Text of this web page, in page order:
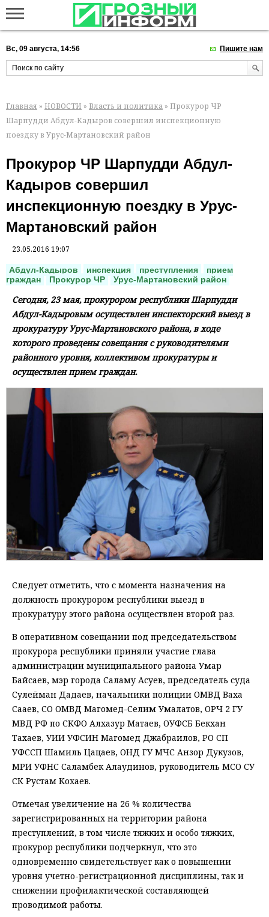
Вс, 09 августа, 14:56 Пишите нам
Главная » НОВОСТИ » Власть и политика » Прокурор ЧР
Шарпудди Абдул-Кадыров совершил инспекционную
поездку в Урус-Мартановский район
Прокурор ЧР Шарпудди Абдул-
Кадыров совершил
инспекционную поездку в Урус-
Мартановский район
23.05.2016 19:07
Абдул-Кадыров инспекция преступления
прием
граждан
Прокурор ЧР Урус-Мартановский район
Сегодня, 23 мая, прокурором республики Шарпудди
Абдул-Кадыровым осуществлен инспекторский выезд в
прокуратуру Урус-Мартановского района, в ходе
которого проведены совещания с руководителями
районного уровня, коллективом прокуратуры и
осуществлен прием граждан.
Следует отметить, что с момента назначения на
должность прокурором республики выезд в
прокуратуру этого района осуществлен второй раз.
В оперативном совещании под председательством
прокурора республики приняли участие глава
администрации муниципального района Умар
Байсаев, мэр города Саламу Асуев, председатель суда
Сулейман Дадаев, начальники полиции ОМВД Ваха
Сааев, СО ОМВД Магомед-Селим Умалатов, ОРЧ 2 ГУ
МВД РФ по СКФО Алхазур Матаев, ОУФСБ Бекхан
Тахаев, УИИ УФСИН Магомед Джабраилов, РО СП
УФССП Шамиль Цацаев, ОНД ГУ МЧС Анзор Дукузов,
МРИ УФНС Саламбек Алаудинов, руководитель МСО СУ
СК Рустам Кохаев.
Отмечая увеличение на 26 % количества
зарегистрированных на территории района
преступлений, в том числе тяжких и особо тяжких,
прокурор республики подчеркнул, что это
одновременно свидетельствует как о повышении
уровня учетно-регистрационной дисциплины, так и
снижении профилактической составляющей
проводимой работы.